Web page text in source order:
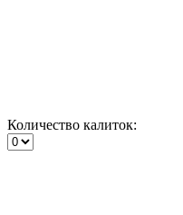
Количество калиток: